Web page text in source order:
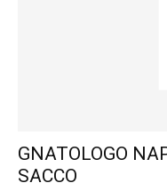
GNATOLOGO
SACCO